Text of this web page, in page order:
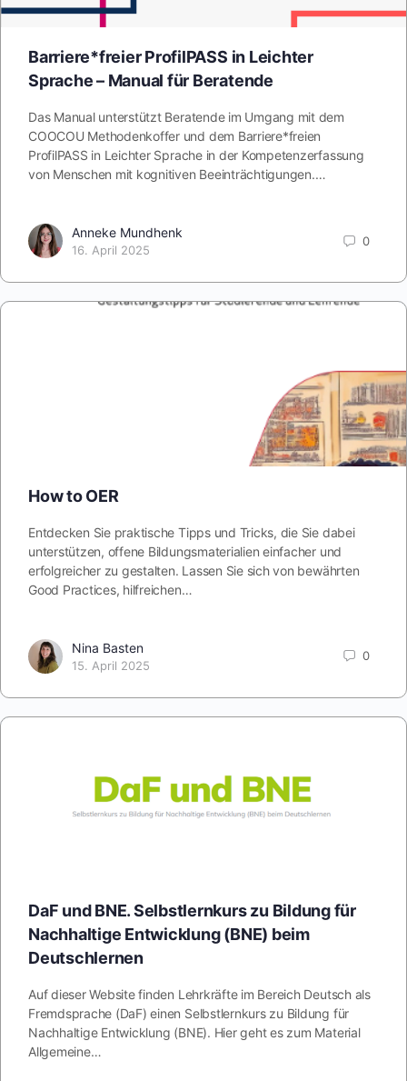
Barriere*freier ProfilPASS in Leichter
Sprache – Manual für Beratende
Das Manual unterstützt Beratende im Umgang mit dem
COOCOU Methodenkoffer und dem Barriere*freien
ProfilPASS in Leichter Sprache in der Kompetenzerfassung
von Menschen mit kognitiven Beeinträchtigungen.…
Anneke Mundhenk
16. April 2025
0
How to OER
Entdecken Sie praktische Tipps und Tricks, die Sie dabei
unterstützen, offene Bildungsmaterialien einfacher und
erfolgreicher zu gestalten. Lassen Sie sich von bewährten
Good Practices, hilfreichen…
Nina Basten
15. April 2025
0
DaF und BNE. Selbstlernkurs zu Bildung für
Nachhaltige Entwicklung (BNE) beim
Deutschlernen
Auf dieser Website finden Lehrkräfte im Bereich Deutsch als
Fremdsprache (DaF) einen Selbstlernkurs zu Bildung für
Nachhaltige Entwicklung (BNE). Hier geht es zum Material
Allgemeine…